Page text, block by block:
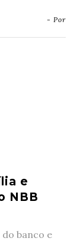
- Por
e
NBB
do banco e